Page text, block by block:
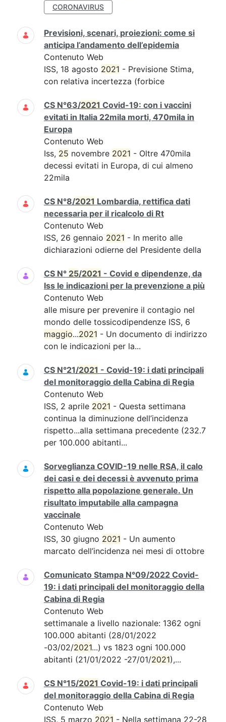
CORONAVIRUS
Previsioni, scenari, proiezioni: come si
anticipa l’andamento dell’epidemia
Contenuto Web
ISS, 18 agosto 2021 - Previsione Stima,
con relativa incertezza (forbice
CS N°63/2021 Covid-19: con i vaccini
evitati in Italia 22mila morti, 470mila in
Europa
Contenuto Web
Iss, 25 novembre 2021 - Oltre 470mila
decessi evitati in Europa, di cui almeno
22mila
CS N°8/2021 Lombardia, rettifica dati
necessaria per il ricalcolo di Rt
Contenuto Web
ISS, 26 gennaio 2021 - In merito alle
dichiarazioni odierne del Presidente della
CS N° 25/2021 - Covid e dipendenze, da
Iss le indicazioni per la prevenzione a più
Contenuto Web
alle misure per prevenire il contagio nel
mondo delle tossicodipendenze ISS, 6
maggio...2021 - Un documento di indirizzo
con le indicazioni per la...
CS N°21/2021 - Covid-19: i dati principali
del monitoraggio della Cabina di Regia
Contenuto Web
ISS, 2 aprile 2021 - Questa settimana
continua la diminuzione dell’incidenza
rispetto...alla settimana precedente (232.7
per 100.000 abitanti...
Sorveglianza COVID-19 nelle RSA, il calo
dei casi e dei decessi è avvenuto prima
rispetto alla popolazione generale. Un
risultato imputabile alla campagna
vaccinale
Contenuto Web
ISS, 30 giugno 2021 - Un aumento
marcato dell’incidenza nei mesi di ottobre
Comunicato Stampa N°09/2022 Covid-
19: i dati principali del monitoraggio della
Cabina di Regia
Contenuto Web
settimanale a livello nazionale: 1362 ogni
100.000 abitanti (28/01/2022
-03/02/2021...) vs 1823 ogni 100.000
abitanti (21/01/2022 -27/01/2021),...
CS N°15/2021 Covid-19: i dati principali
del monitoraggio della Cabina di Regia
Contenuto Web
ISS, 5 marzo 2021 - Nella settimana 22-28